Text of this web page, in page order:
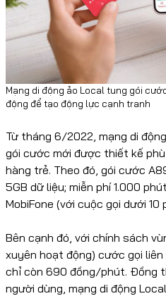
Mạng di động ảo Local tung gói
động để tạo động lực cạnh tranh
Từ tháng 6/2022, mạng di
gói cước mới được thiết kế
hàng trẻ. Theo đó, gói cước
5GB dữ liệu; miễn phí 1.000
MobiFone (với cuộc gọi dưới 10
Bên cạnh đó, với chính sách
xuyên hoạt động) cước gọi
chỉ còn 690 đồng/phút. Đồng
người dùng, mạng di động